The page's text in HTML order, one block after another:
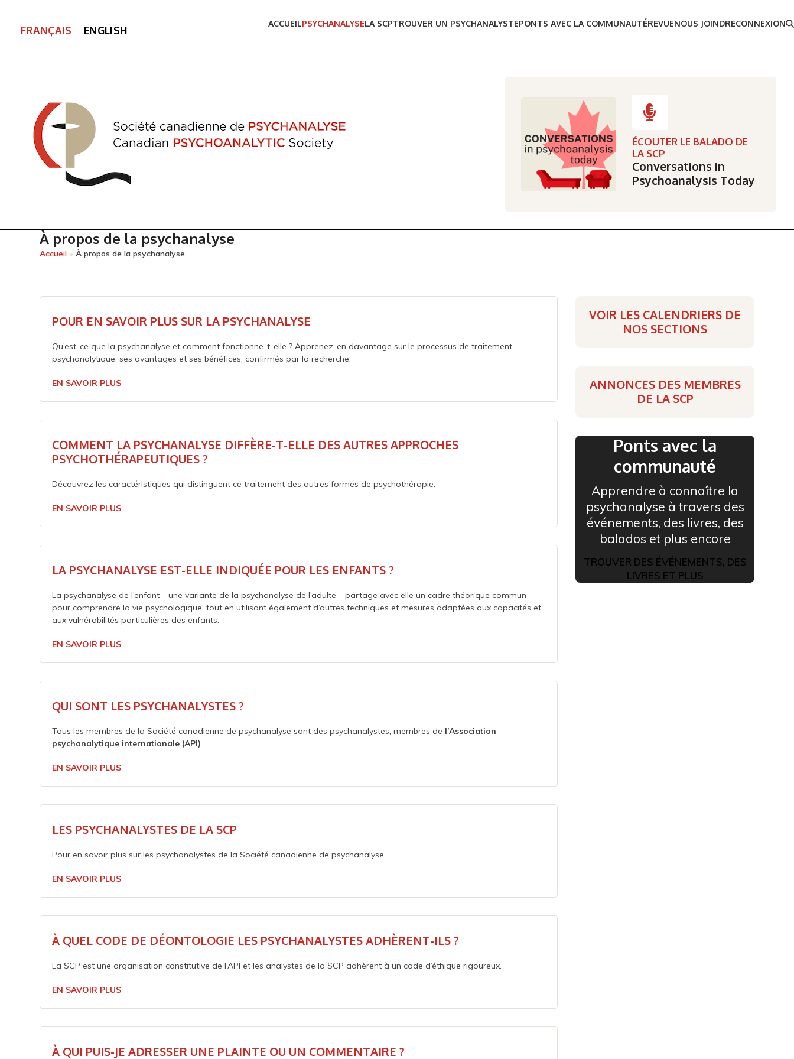
ACCUEILPSYCHANALYSELA SCPTROUVER UN PSYCHANALYSTEPONTS AVEC LA COMMUNAUTÉREVUENOUS JOINDRECONNEXION
FRANÇAIS ENGLISH
ÉCOUTER LE BALADO DE
LA SCP
Conversations in
Psychoanalysis Today
À propos de la psychanalyse
Accueil »À propos de la psychanalyse
POUR EN SAVOIR PLUS SUR LA PSYCHANALYSE
Qu’est-ce que la psychanalyse et comment fonctionne-t-elle ? Apprenez-en davantage sur le processus de traitement
psychanalytique, ses avantages et ses bénéfices, confirmés par la recherche.
EN SAVOIR PLUS
COMMENT LA PSYCHANALYSE DIFFÈRE-T-ELLE DES AUTRES APPROCHES
PSYCHOTHÉRAPEUTIQUES ?
Découvrez les caractéristiques qui distinguent ce traitement des autres formes de psychothérapie.
EN SAVOIR PLUS
LA PSYCHANALYSE EST-ELLE INDIQUÉE POUR LES ENFANTS ?
La psychanalyse de l’enfant – une variante de la psychanalyse de l’adulte – partage avec elle un cadre théorique commun
pour comprendre la vie psychologique, tout en utilisant également d’autres techniques et mesures adaptées aux capacités et
aux vulnérabilités particulières des enfants.
EN SAVOIR PLUS
QUI SONT LES PSYCHANALYSTES ?
Tous les membres de la Société canadienne de psychanalyse sont des psychanalystes, membres de l’Association
psychanalytique internationale (API).
EN SAVOIR PLUS
LES PSYCHANALYSTES DE LA SCP
Pour en savoir plus sur les psychanalystes de la Société canadienne de psychanalyse.
EN SAVOIR PLUS
À QUEL CODE DE DÉONTOLOGIE LES PSYCHANALYSTES ADHÈRENT-ILS ?
La SCP est une organisation constitutive de l’API et les analystes de la SCP adhèrent à un code d’éthique rigoureux.
EN SAVOIR PLUS
À QUI PUIS-JE ADRESSER UNE PLAINTE OU UN COMMENTAIRE ?
VOIR LES CALENDRIERS DE
NOS SECTIONS
ANNONCES DES MEMBRES
DE LA SCP
Ponts avec la
communauté
Apprendre à connaître la
psychanalyse à travers des
événements, des livres, des
balados et plus encore
TROUVER DES ÉVÉNEMENTS, DES
LIVRES ET PLUS